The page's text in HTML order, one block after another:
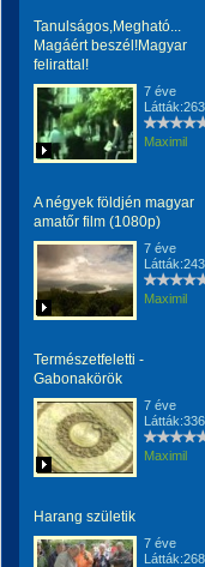
Tanulságos,Megható...
Magáért beszél!Magyar
felirattal!
7 éve
Látták:263
Maximil
A négyek földjén magyar
amatőr film (1080p)
7 éve
Látták:243
Maximil
Természetfeletti -
Gabonakörök
7 éve
Látták:336
Maximil
Harang születik
7 éve
Látták:268